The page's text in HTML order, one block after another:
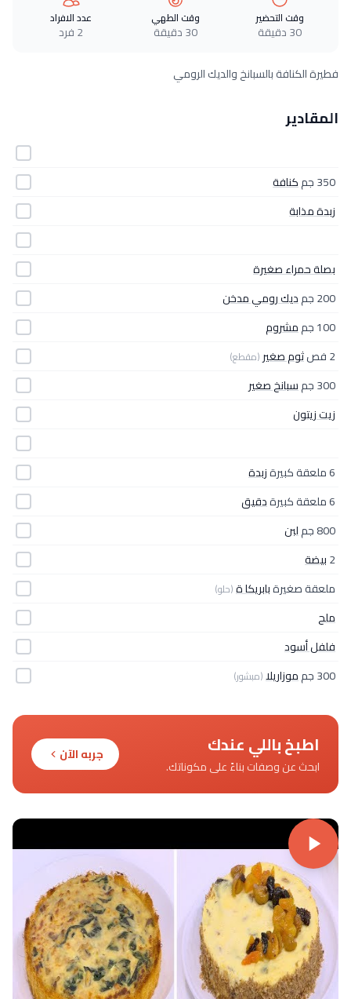
وقت التحضير
30 دقيقة
وقت الطهي
30 دقيقة
عدد الافراد
2 فرد
فطيرة الكنافة بالسبانخ والديك الرومي
المقادير
350 جم
كنافة
زبدة مذابة
بصلة حمراء صغيرة
200 جم
ديك رومي مدخن
100 جم
مشروم
2 فص
ثوم صغير (مقطع)
300 جم
سبانخ صغير
زيت زيتون
6 ملعقة كبيرة
زبدة
6 ملعقة كبيرة
دقيق
800 جم
لبن
2بيضة
ملعقة صغيرةبابريكا ة(حلو)
ملح
فلفل أسود
300 جم
موزاريلا(مبشور)
اطبخ باللي عندك
ابحث عن وصفات بناءً على مكوناتك.
جربه الآن